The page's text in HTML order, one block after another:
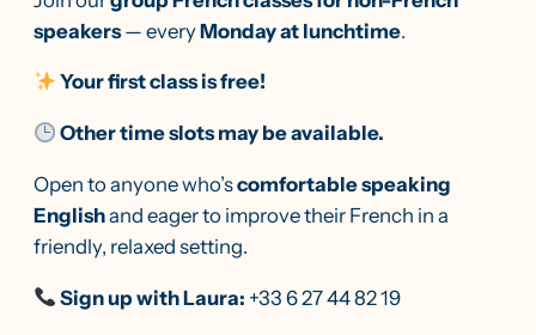
speakers— everyMonday at lunchtime.
Your first class is free!
Other time slots may be available.
Open to anyone who’scomfortable speaking
Englishand eager to improve their French in a
friendly, relaxed setting.
Sign up with Laura: +33 6 27 44 82 19